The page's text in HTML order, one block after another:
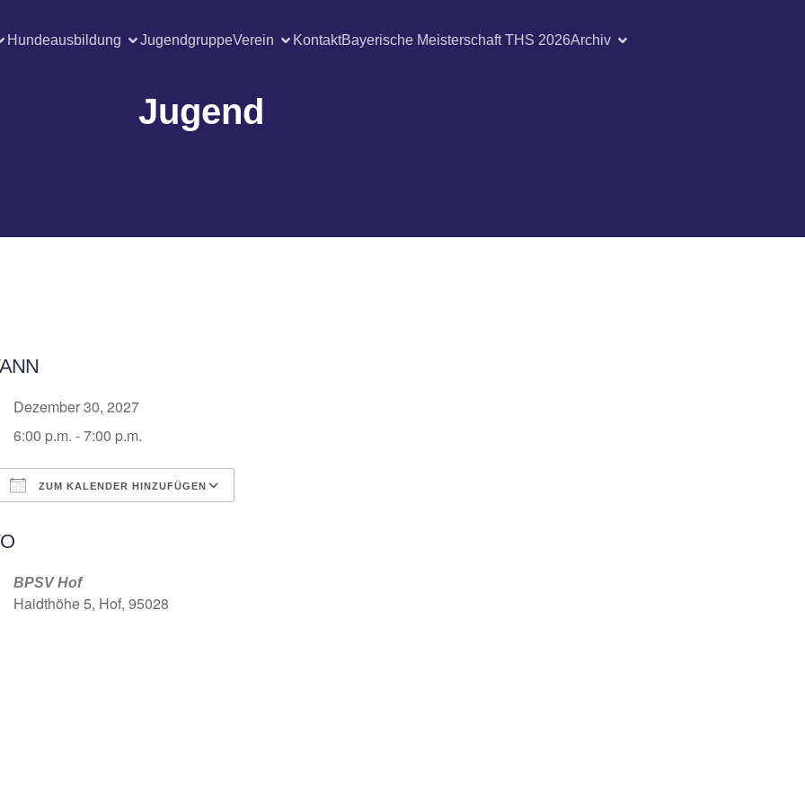
Hundeausbildung JugendgruppeVerein KontaktBayerische Meisterschaft THS 2026Archiv
Jugend
Dezember 30, 2027
6:00 p.m. - 7:00 p.m.
ZUM KALENDER HINZUFÜGEN
BPSV Hof
Haidthöhe 5, Hof, 95028